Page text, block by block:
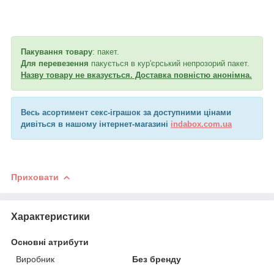
Пакування товару: пакет.
Для перевезення пакується в кур'єрський непрозорий пакет.
Назву товару не вказується. Доставка повністю анонімна.
Весь асортимент секс-іграшок за доступними цінами
дивіться в нашому інтернет-магазині indabox.com.ua
Приховати
Характеристики
Основні атрибути
Виробник
Без бренду